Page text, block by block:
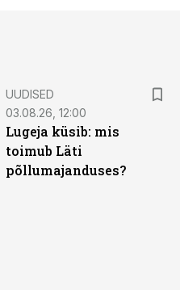
UUDISED
03.08.26, 12:00
Lugeja küsib: mis
toimub Läti
põllumajanduses?